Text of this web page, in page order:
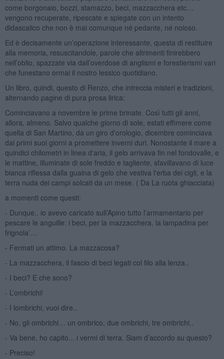
come borgonaio, bozzi, stamazzo, beci, mazzacchera etc…
vengono recuperate, ripescate e spiegate con un intento
didascalico che non è mai comunque né pedante, né noioso.
Ed è decisamente un’operazione interessante, questa di restituire
alla memoria, resuscitandole, parole che altrimenti finirebbero
nell’oblio, spazzate via dall’overdose di anglismi e forestierismi vari
che funestano ormai il nostro lessico quotidiano.
Un libro, quindi, questo di Renzo, che intreccia misteri e tradizioni,
alternando pagine di pura prosa lirica:
Cominciavano a novembre le prime brinate. Così tutti gli anni,
allora, almeno. Salvo qualche giorno di sole, estati effimere come
quella di San Martino, da un giro d'orologio, dicembre cominciava
dai primi suoi giorni a promettere inverni duri. Nonostante il mare a
quindici chilometri in linea d'aria, il gelo arrivava fin nel fondovalle, e
le mattine, illuminate di sole freddo e tagliente, sfavillavano di luce
bianca riflessa dalla guaina di gelo che vestiva l'erba dei cigli, e la
terra nuda dei campi solcati da un mese. ( Da La ruota ghiacciata)
a momenti come questi:
- Dunque.. io avevo caricato sull’Apino tutto l’armamentario per
pescare le anguille: i beci, per la mazzacchera, la lampadina per
frignola’…
- Fermati un attimo. La mazzacosa?
- La mazzacchera, il fascio di beci legati col filo alla lenza..
- I beci? E che sono?
- L’ombrichi!
- I lombrichi, vuoi dire..
- No, gli ombrichi… un ombrico, due ombrichi, tre ombrichi..
- Va bene, ho capito... i vermi di terra. Siam d’accordo su questo?
- Preciso!